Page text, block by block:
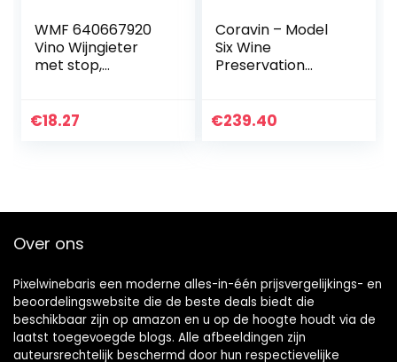
WMF 640667920
Vino Wijngieter
met stop,
Schenken,
€18.27
Coravin – Model
Six Wine
Preservation
Caps and Carry
€239.40
Over ons
Pixelwinebaris een moderne alles-in-één prijsvergelijkings- en
beoordelingswebsite die de beste deals biedt die
beschikbaar zijn op amazon en u op de hoogte houdt via de
laatst toegevoegde blogs. Alle afbeeldingen zijn
auteursrechtelijk beschermd door hun respectievelijke